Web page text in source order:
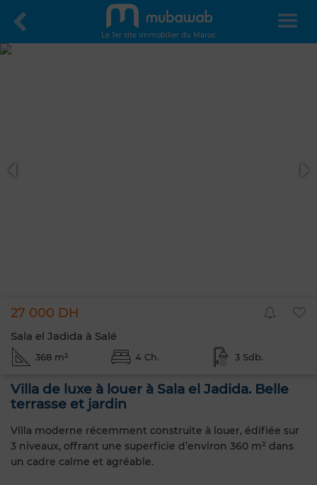
Le 1er site immobilier du Maroc
27 000 DH
Sala el Jadida à Salé
368 m² 4 Ch. 3 Sdb.
Villa de luxe à louer à Sala el Jadida. Belle
terrasse et jardin
Villa moderne récemment construite à louer, édifiée sur
3 niveaux, offrant une superficie d’environ 360 m² dans
un cadre calme et agréable.